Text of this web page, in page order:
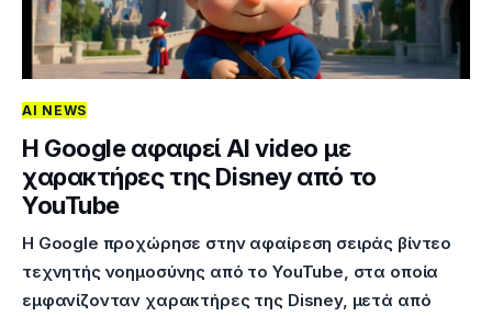
AI NEWS
H Google αφαιρεί AI video με
χαρακτήρες της Disney από το
YouTube
Η Google προχώρησε στην αφαίρεση σειράς βίντεο
τεχνητής νοημοσύνης από το YouTube, στα οποία
εμφανίζονταν χαρακτήρες της Disney, μετά από